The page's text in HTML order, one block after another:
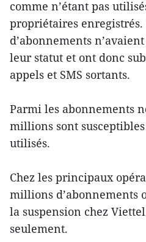
comme n’étant pas
propriétaires
d’abonnements
leur statut et ont donc
appels et SMS sortants.
Parmi les abonnements
millions sont
utilisés.
Chez les principaux
millions d’abonnements
la suspension chez
seulement.